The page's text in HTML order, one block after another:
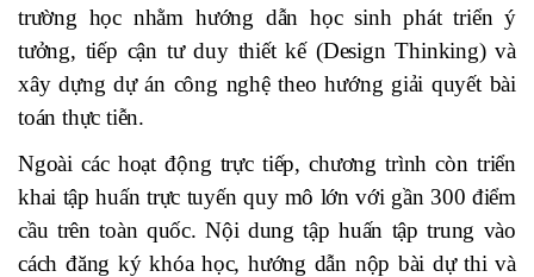
trường học nhằm hướng dẫn học sinh phát triển ý
tưởng, tiếp cận tư duy thiết kế (Design Thinking) và
xây dựng dự án công nghệ theo hướng giải quyết bài
toán thực tiễn.
Ngoài các hoạt động trực tiếp, chương trình còn triển
khai tập huấn trực tuyến quy mô lớn với gần 300 điểm
cầu trên toàn quốc. Nội dung tập huấn tập trung vào
cách đăng ký khóa học, hướng dẫn nộp bài dự thi và